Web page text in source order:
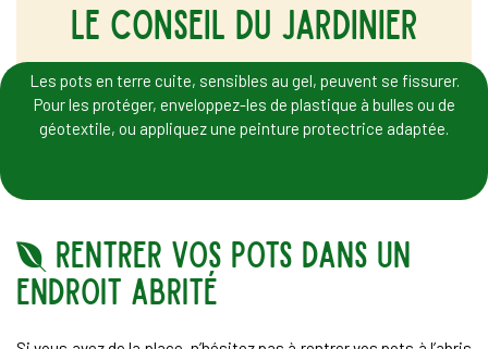
le conseil du jardinier
Les pots en terre cuite, sensibles au gel, peuvent se fissurer.
Pour les protéger, enveloppez-les de plastique à bulles ou de
géotextile, ou appliquez une peinture protectrice adaptée.
Rentrer vos pots dans un
endroit abrité